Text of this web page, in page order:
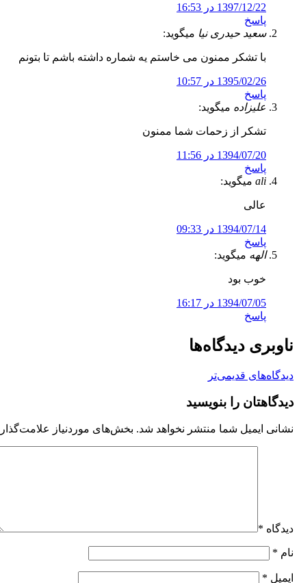
1397/12/22 در 16:53
پاسخ
سعید حیدری نیا میگوید:
با تشکر ممنون می خاستم یه شماره داشته باشم تا بتونم
1395/02/26 در 10:57
پاسخ
عليزاده میگوید:
تشكر از زحمات شما ممنون
1394/07/20 در 11:56
پاسخ
ali میگوید:
عالی
1394/07/14 در 09:33
پاسخ
الهه میگوید:
خوب بود
1394/07/05 در 16:17
پاسخ
ناوبری دیدگاه‌ها
دیدگاه‌های قدیمی‌تر
دیدگاهتان را بنویسید
نشانی ایمیل شما منتشر نخواهد شد. بخش‌های موردنیاز
دیدگاه *
نام *
ایمیل *